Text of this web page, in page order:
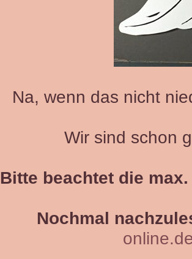
Na, wenn das nicht
Wir sind schon
Bitte beachtet die
Nochmal